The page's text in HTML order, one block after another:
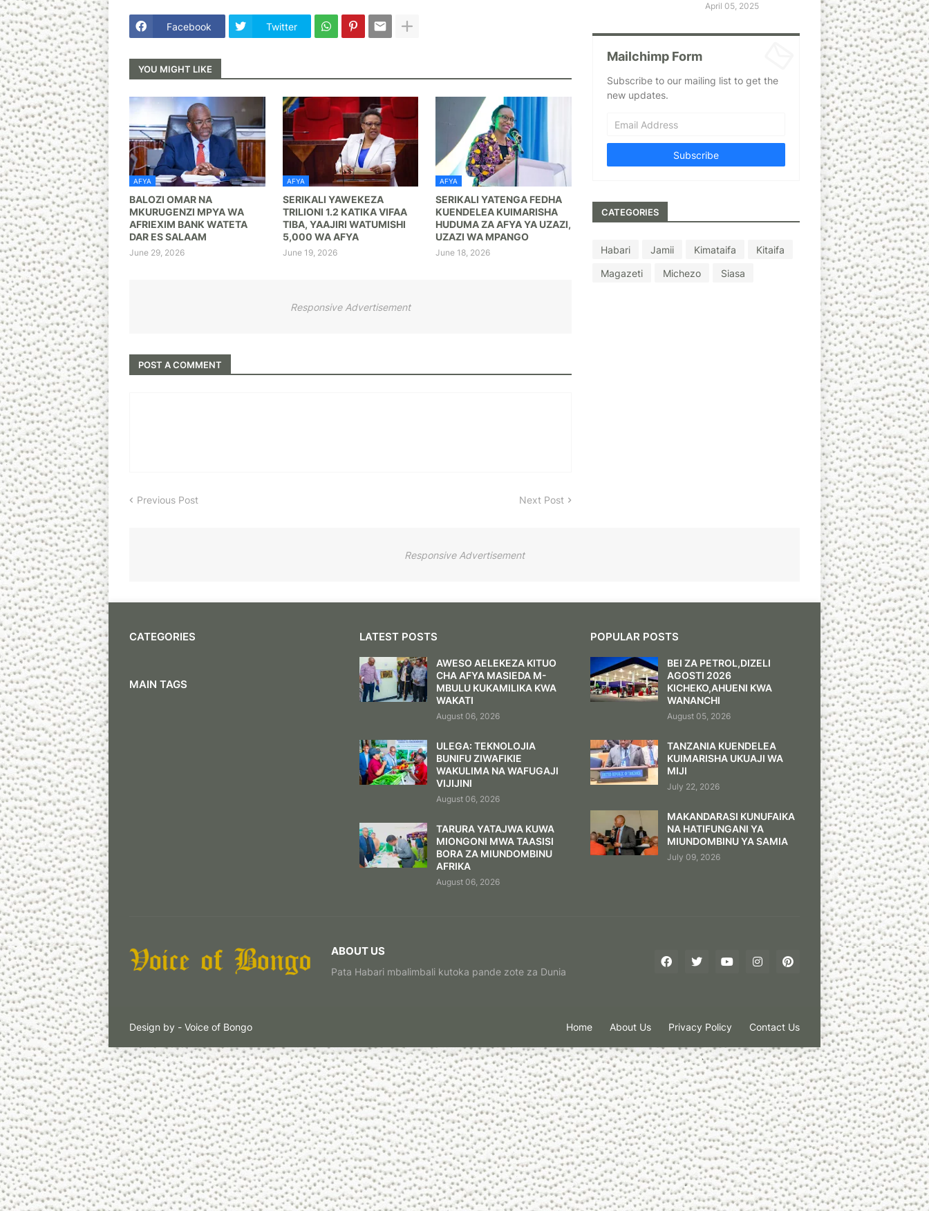
Facebook Twitter
YOU MIGHT LIKE
AFYA
BALOZI OMAR NA
MKURUGENZI MPYA WA
AFRIEXIM BANK WATETA
DAR ES SALAAM
June 29, 2026
AFYA
SERIKALI YAWEKEZA
TRILIONI 1.2 KATIKA VIFAA
TIBA, YAAJIRI WATUMISHI
5,000 WA AFYA
June 19, 2026
AFYA
SERIKALI YATENGA FEDHA
KUENDELEA KUIMARISHA
HUDUMA ZA AFYA YA UZAZI,
UZAZI WA MPANGO
June 18, 2026
Responsive Advertisement
POST A COMMENT
Previous Post Next Post
April 05, 2025
Mailchimp Form
Subscribe to our mailing list to get the
new updates.
CATEGORIES
Habari Jamii Kimataifa
Kitaifa
Magazeti
Michezo Siasa
Responsive Advertisement
CATEGORIES
MAIN TAGS
LATEST POSTS
AWESO AELEKEZA KITUO
CHA AFYA MASIEDA M-
MBULU KUKAMILIKA KWA
WAKATI
August 06, 2026
ULEGA: TEKNOLOJIA
BUNIFU ZIWAFIKIE
WAKULIMA NA WAFUGAJI
VIJIJINI
August 06, 2026
TARURA YATAJWA KUWA
MIONGONI MWA TAASISI
BORA ZA MIUNDOMBINU
AFRIKA
August 06, 2026
POPULAR POSTS
BEI ZA PETROL,DIZELI
AGOSTI 2026
KICHEKO,AHUENI KWA
WANANCHI
August 05, 2026
TANZANIA KUENDELEA
KUIMARISHA UKUAJI WA
MIJI
July 22, 2026
MAKANDARASI KUNUFAIKA
NA HATIFUNGANI YA
MIUNDOMBINU YA SAMIA
July 09, 2026
ABOUT US
Pata Habari mbalimbali kutoka pande zote za Dunia
Design by - Voice of Bongo Home About Us Privacy Policy Contact Us